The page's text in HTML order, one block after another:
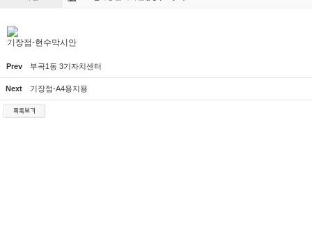
기장점-현수막시안
Prev 부곡1동 3기자치센터
Next 기장점-A4용지용